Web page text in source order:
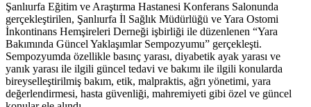
Şanlıurfa Eğitim ve Araştırma Hastanesi Konferans Salonunda
gerçekleştirilen, Şanlıurfa İl Sağlık Müdürlüğü ve Yara Ostomi
İnkontinans Hemşireleri Derneği işbirliği ile düzenlenen “Yara
Bakımında Güncel Yaklaşımlar Sempozyumu” gerçekleşti.
Sempozyumda özellikle basınç yarası, diyabetik ayak yarası ve
yanık yarası ile ilgili güncel tedavi ve bakımı ile ilgili konularda
bireyselleştirilmiş bakım, etik, malpraktis, ağrı yönetimi, yara
değerlendirmesi, hasta güvenliği, mahremiyeti gibi özel ve güncel